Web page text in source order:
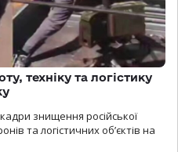
техніку та логістику
знищення російської
та логістичних об’єктів на